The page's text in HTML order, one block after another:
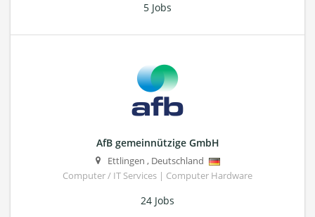
5 Jobs
AfB gemeinnützige GmbH
Ettlingen , Deutschland
Computer / IT Services | Computer Hardware
24 Jobs